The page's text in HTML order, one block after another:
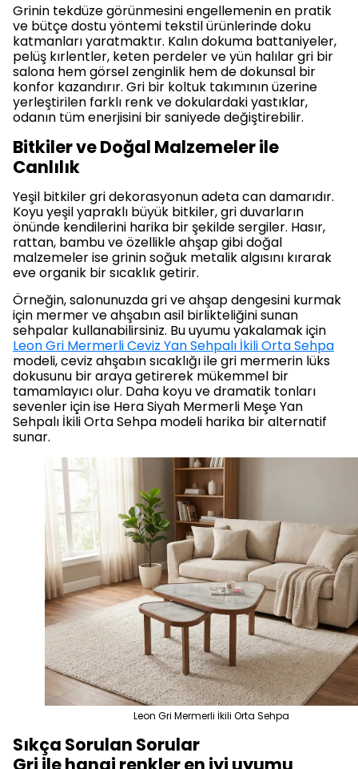
Grinin tekdüze görünmesini engellemenin en pratik
ve bütçe dostu yöntemi tekstil ürünlerinde doku
katmanları yaratmaktır. Kalın dokuma battaniyeler,
pelüş kırlentler, keten perdeler ve yün halılar gri bir
salona hem görsel zenginlik hem de dokunsal bir
konfor kazandırır. Gri bir koltuk takımının üzerine
yerleştirilen farklı renk ve dokulardaki yastıklar,
odanın tüm enerjisini bir saniyede değiştirebilir.
Bitkiler ve Doğal Malzemeler ile
Canlılık
Yeşil bitkiler gri dekorasyonun adeta can damarıdır.
Koyu yeşil yapraklı büyük bitkiler, gri duvarların
önünde kendilerini harika bir şekilde sergiler. Hasır,
rattan, bambu ve özellikle ahşap gibi doğal
malzemeler ise grinin soğuk metalik algısını kırarak
eve organik bir sıcaklık getirir.
Örneğin, salonunuzda gri ve ahşap dengesini kurmak
için mermer ve ahşabın asil birlikteliğini sunan
sehpalar kullanabilirsiniz. Bu uyumu yakalamak için
Leon Gri Mermerli Ceviz Yan Sehpalı İkili Orta Sehpa
modeli, ceviz ahşabın sıcaklığı ile gri mermerin lüks
dokusunu bir araya getirerek mükemmel bir
tamamlayıcı olur. Daha koyu ve dramatik tonları
sevenler için ise Hera Siyah Mermerli Meşe Yan
Sehpalı İkili Orta Sehpa modeli harika bir alternatif
sunar.
Leon Gri Mermerli İkili Orta Sehpa
Sıkça Sorulan Sorular